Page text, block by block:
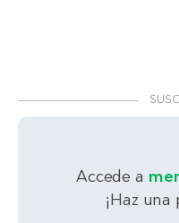
Accede a
¡Haz una